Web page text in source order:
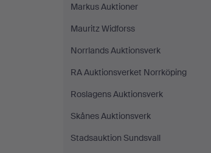
Markus Auktioner
Mauritz Widforss
Norrlands Auktionsverk
RA Auktionsverket Norrköping
Roslagens Auktionsverk
Skånes Auktionsverk
Stadsauktion Sundsvall